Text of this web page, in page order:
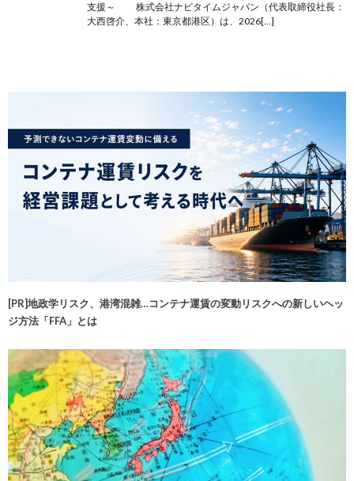
支援～ 株式会社ナビタイムジャパン（代表取締役社長：
大西啓介、本社：東京都港区）は、2026[…]
[PR]地政学リスク、港湾混雑…コンテナ運賃の変動リスクへの新しいヘッ
ジ方法「FFA」とは